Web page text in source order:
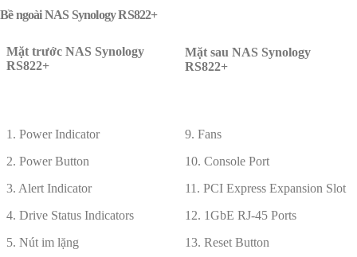
Bề ngoài NAS Synology RS822+
Mặt trước NAS Synology
RS822+
Mặt sau NAS Synology
RS822+
1. Power Indicator
9. Fans
2. Power Button
10. Console Port
3. Alert Indicator
11. PCI Express Expansion Slot
4. Drive Status Indicators
12. 1GbE RJ-45 Ports
5. Nút im lặng
13. Reset Button